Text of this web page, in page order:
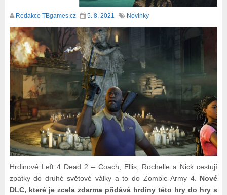
Redakce TBgames.cz 5. 8. 2021 Novinky
Hrdinové Left 4 Dead 2 – Coach, Ellis, Rochelle a Nick cestují
zpátky do druhé světové války a to do Zombie Army 4. Nové
DLC, které je zcela zdarma přidává hrdiny této hry do hry s